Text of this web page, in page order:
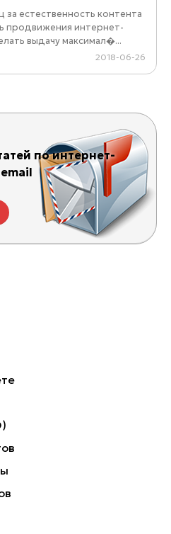
естественность контента
продвижения интернет-
выдачу максимал�...
2018-06-26
по интернет-